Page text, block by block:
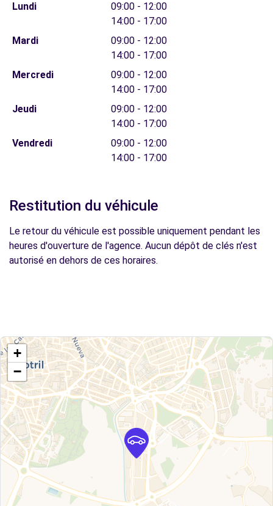
Lundi
09:00 - 12:00
14:00 - 17:00
Mardi
09:00 - 12:00
14:00 - 17:00
Mercredi
09:00 - 12:00
14:00 - 17:00
Jeudi
09:00 - 12:00
14:00 - 17:00
Vendredi
09:00 - 12:00
14:00 - 17:00
Restitution du véhicule
Le retour du véhicule est possible uniquement pendant les
heures d'ouverture de l'agence. Aucun dépôt de clés n'est
autorisé en dehors de ces horaires.
+
−